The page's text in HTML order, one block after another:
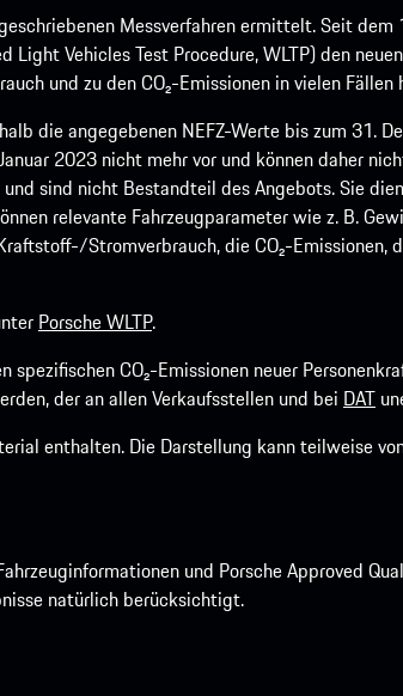
Messverfahren ermittelt. Seit
Vehicles Test Procedure, WLTP) den
und zu den CO₂-Emissionen in vielen
die angegebenen NEFZ-Werte bis zum 31.
2023 nicht mehr vor und können daher
sind nicht Bestandteil des Angebots. Sie
relevante Fahrzeugparameter wie z. B.
Stromverbrauch, die CO₂-Emissionen,
Porsche WLTP.
CO₂-Emissionen neuer
der an allen Verkaufsstellen und bei DAT
enthalten. Die Darstellung kann teilweise
und Porsche Approved
natürlich berücksichtigt.